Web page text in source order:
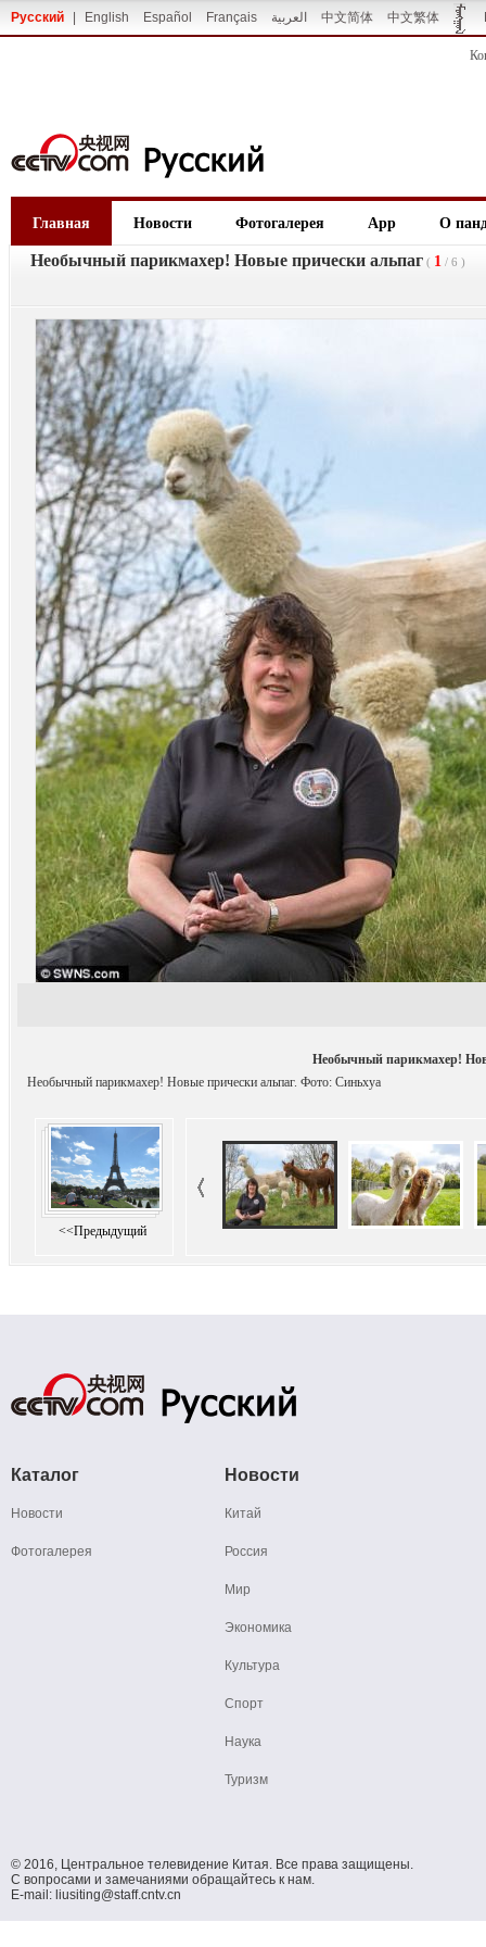
Русский English Español Français العربية 中文简体 中文繁体
Главная Новости Фотогалерея App О
Необычный парикмахер! Новые прически альпаг ( 1 / 6 )
Необычный парикмахер!
Необычный парикмахер! Новые прически альпаг. Фото: Синьхуа
<<Предыдущий
Каталог
Новости
Фотогалерея
Новости
Китай
Россия
Мир
Экономика
Культура
Спорт
Наука
Туризм
© 2016, Центральное телевидение Китая. Все права защищены.
С вопросами и замечаниями обращайтесь к нам.
E-mail: liusiting@staff.cntv.cn